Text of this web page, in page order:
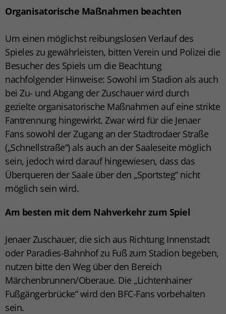
Organisatorische Maßnahmen beachten
Um einen möglichst reibungslosen Verlauf des
Spieles zu gewährleisten, bitten Verein und Polizei die
Besucher des Spiels um die Beachtung
nachfolgender Hinweise: Sowohl im Stadion als auch
bei Zu- und Abgang der Zuschauer wird durch
gezielte organisatorische Maßnahmen auf eine strikte
Fantrennung hingewirkt. Zwar wird für die Jenaer
Fans sowohl der Zugang an der Stadtrodaer Straße
(„Schnellstraße“) als auch an der Saaleseite möglich
sein, jedoch wird darauf hingewiesen, dass das
Überqueren der Saale über den „Sportsteg“ nicht
möglich sein wird.
Am besten mit dem Nahverkehr zum Spiel
Jenaer Zuschauer, die sich aus Richtung Innenstadt
oder Paradies-Bahnhof zu Fuß zum Stadion begeben,
nutzen bitte den Weg über den Bereich
Märchenbrunnen/Oberaue. Die „Lichtenhainer
Fußgängerbrücke“ wird den BFC-Fans vorbehalten
sein.